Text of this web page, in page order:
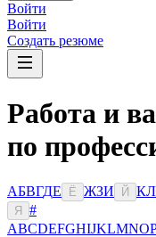
Войти
Войти
Создать резюме
Работа и
по
АБВГДЕ Ё ЖЗИ Й КЛ
Я
#
ABCDEFGHIJKLMNO